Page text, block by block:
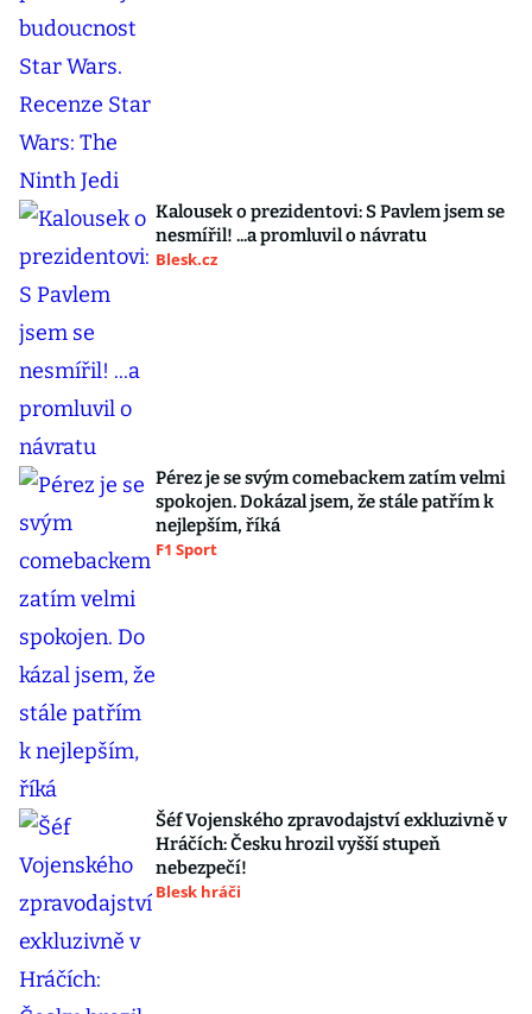
Kalousek o prezidentovi: S Pavlem jsem se
nesmířil! ...a promluvil o návratu
Blesk.cz
Pérez je se svým comebackem zatím velmi
spokojen. Dokázal jsem, že stále patřím k
nejlepším, říká
F1 Sport
Šéf Vojenského zpravodajství exkluzivně v
Hráčích: Česku hrozil vyšší stupeň
nebezpečí!
Blesk hráči